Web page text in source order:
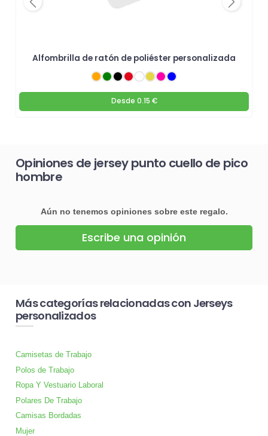
Alfombrilla de ratón de poliéster personalizada
Desde 0.15 €
Previous Next
Opiniones de jersey punto cuello de pico
hombre
Aún no tenemos opiniones sobre este regalo.
Escribe una opinión
Más categorías relacionadas con Jerseys
personalizados
Camisetas de Trabajo
Polos de Trabajo
Ropa Y Vestuario Laboral
Polares De Trabajo
Camisas Bordadas
Mujer